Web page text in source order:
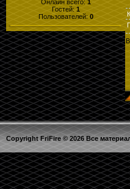
Онлайн всего: 1
Гостей: 1
Пользователей: 0
Copyright FriFire © 2026 Все